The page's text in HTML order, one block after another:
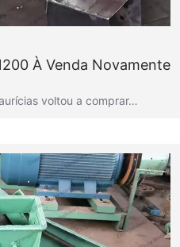
À Venda Novamente
voltou a comprar…